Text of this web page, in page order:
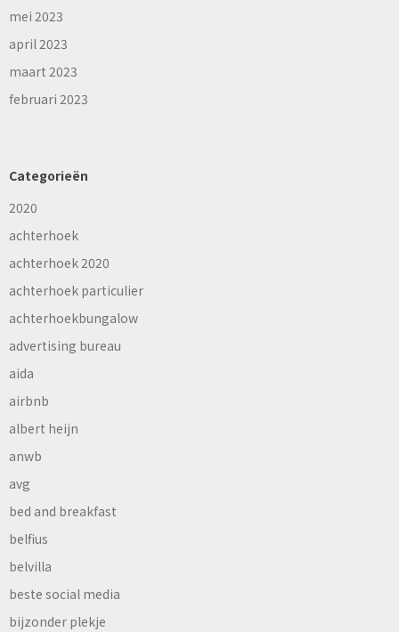
mei 2023
april 2023
maart 2023
februari 2023
Categorieën
2020
achterhoek
achterhoek 2020
achterhoek particulier
achterhoekbungalow
advertising bureau
aida
airbnb
albert heijn
anwb
avg
bed and breakfast
belfius
belvilla
beste social media
bijzonder plekje